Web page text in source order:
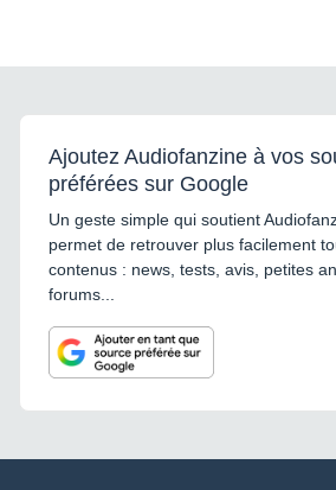
Ajoutez Audiofanzine à vos
préférées sur Google
Un geste simple qui soutient
permet de retrouver plus facilement
contenus : news, tests, avis, petites
forums...